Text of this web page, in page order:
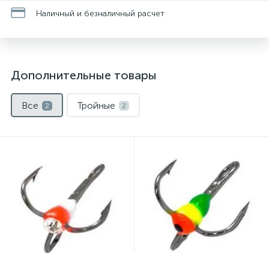
Наличный и безналичный расчет
Дополнительные товары
Все 2 Тройные 2